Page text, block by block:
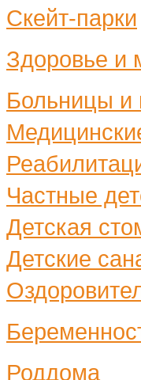
Скейт-парки
Здоровье и
Больницы и
Частные
Детская
Детские
Роддома